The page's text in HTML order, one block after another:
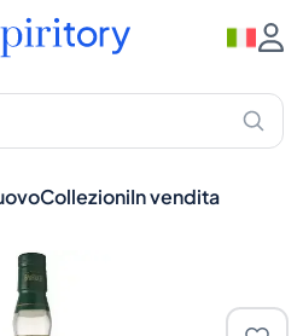
CollezioniIn vendita